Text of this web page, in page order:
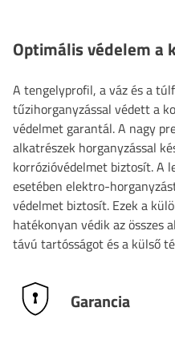
Optimális védelem a
A tengelyprofil, a váz és a
tűzihorganyzással védett a
védelmet garantál. A nagy
alkatrészek horganyzással
korrózióvédelmet biztosít. A
esetében elektro-
védelmet biztosít. Ezek a
hatékonyan védik az összes
távú tartósságot és a külső
Garancia